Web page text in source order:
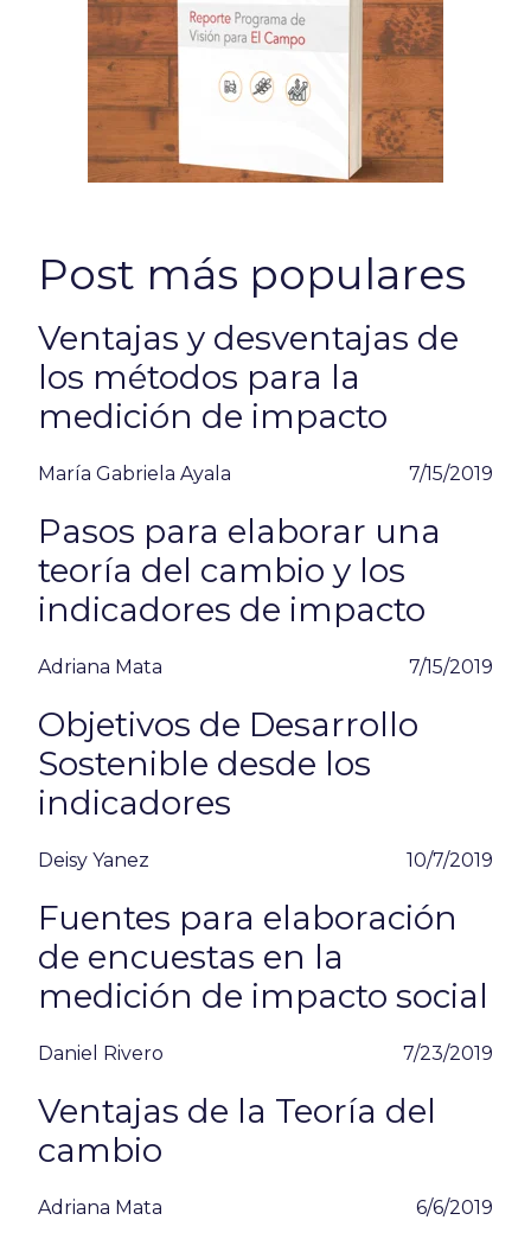
Post más populares
Ventajas y desventajas de
los métodos para la
medición de impacto
María Gabriela Ayala 7/15/2019
Pasos para elaborar una
teoría del cambio y los
indicadores de impacto
Adriana Mata 7/15/2019
Objetivos de Desarrollo
Sostenible desde los
indicadores
Deisy Yanez 10/7/2019
Fuentes para elaboración
de encuestas en la
medición de impacto social
Daniel Rivero 7/23/2019
Ventajas de la Teoría del
cambio
Adriana Mata 6/6/2019